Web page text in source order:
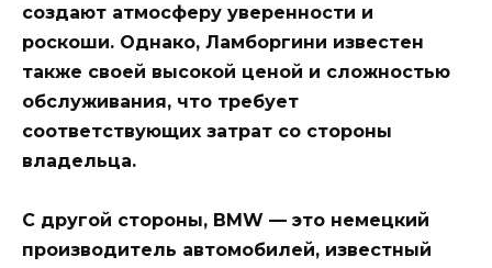
создают атмосферу уверенности и
роскоши. Однако, Ламборгини известен
также своей высокой ценой и сложностью
обслуживания, что требует
соответствующих затрат со стороны
владельца.
С другой стороны, BMW — это немецкий
производитель автомобилей, известный